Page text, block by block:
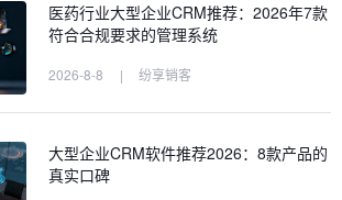
医药行业大型企业CRM推荐：2026年7款
符合合规要求的管理系统
2026-8-8 | 纷享销客
大型企业CRM软件推荐2026：8款产品的
真实口碑